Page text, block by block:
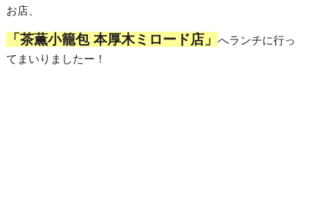
お店、
「茶薫小籠包 本厚木ミロード店」
へランチに行っ
てまいりましたー！